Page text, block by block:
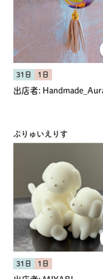
31日 1日
出店者:
ぷりゅいえりす
31日 1日